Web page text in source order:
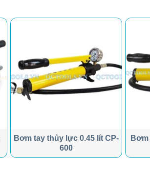
Bơm tay thủy lực 0.45 lít CP-
600